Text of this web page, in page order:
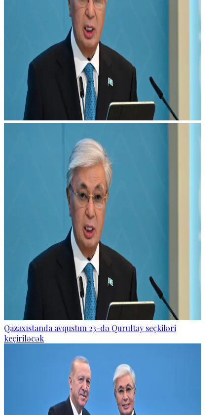
Qazaxıstanda avqustun 23-də Qurultay seçkiləri
keçiriləcək